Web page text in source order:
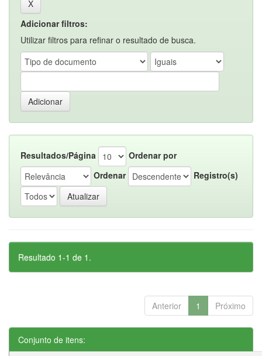
Adicionar filtros:
Utilizar filtros para refinar o resultado de busca.
Resultados/Página
Ordenar por
Ordenar
Registro(s)
Resultado 1-1 de 1.
Anterior 1 Próximo
Conjunto de itens: